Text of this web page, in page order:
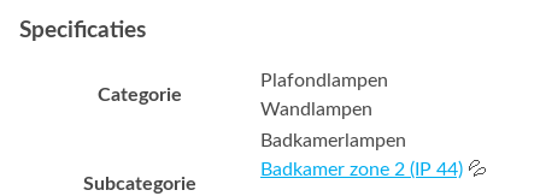
Specificaties
Categorie
Plafondlampen
Wandlampen
Subcategorie
Badkamerlampen
Badkamer zone 2 (IP 44) 💦